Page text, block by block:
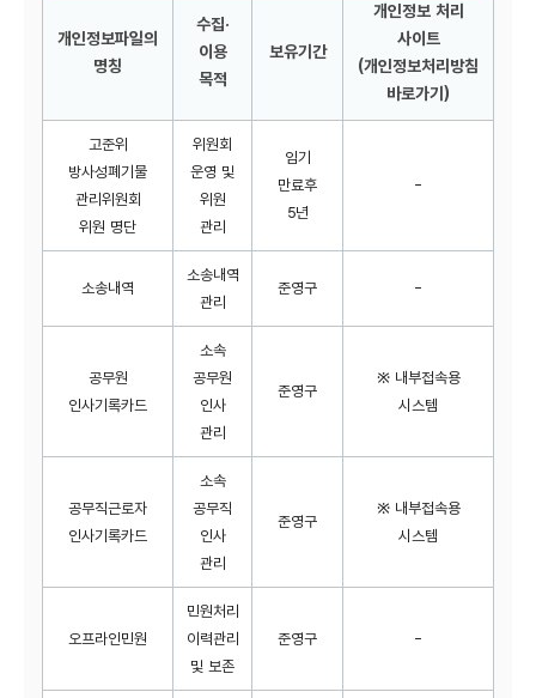
개인정보파일의
명칭
수집·
이용
목적
보유기간
개인정보 처리
사이트
(개인정보처리방침
바로가기)
고준위
방사성폐기물
관리위원회
위원 명단
위원회
운영 및
위원
관리
임기
만료후
5년
-
소송내역
소송내역
관리
준영구 -
공무원
인사기록카드
소속
공무원
인사
관리
준영구
※ 내부접속용
시스템
공무직근로자
인사기록카드
소속
공무직
인사
관리
준영구
※ 내부접속용
시스템
오프라인민원
민원처리
이력관리
및 보존
준영구 -